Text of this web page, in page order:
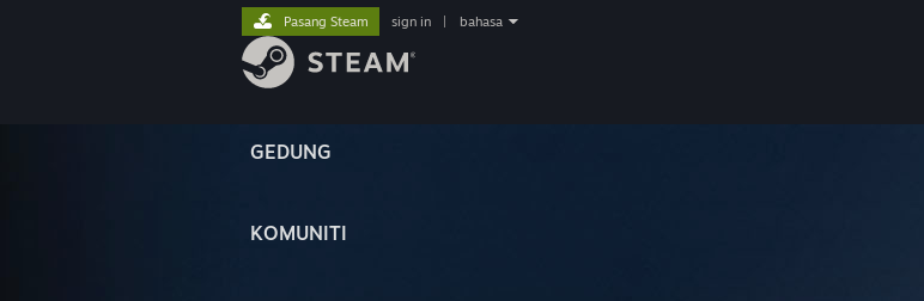
GEDUNG
KOMUNITI
Pasang Steam sign in bahasa